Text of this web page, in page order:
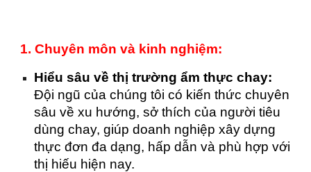
1. Chuyên môn và kinh nghiệm:
Hiểu sâu về thị trường ẩm thực chay:
Đội ngũ của chúng tôi có kiến thức chuyên
sâu về xu hướng, sở thích của người tiêu
dùng chay, giúp doanh nghiệp xây dựng
thực đơn đa dạng, hấp dẫn và phù hợp với
thị hiếu hiện nay.